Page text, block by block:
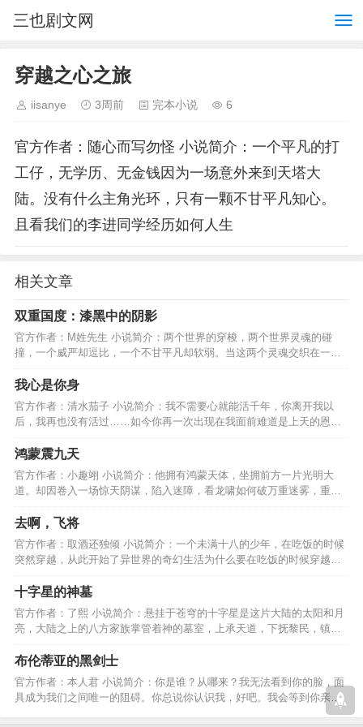
三也剧文网
穿越之心之旅
iisanye 3周前 完本小说 6
官方作者：随心而写勿怪 小说简介：一个平凡的打
工仔，无学历、无金钱因为一场意外来到天塔大
陆。没有什么主角光环，只有一颗不甘平凡知心。
且看我们的李进同学经历如何人生
相关文章
双重国度：漆黑中的阴影
官方作者：M姓先生 小说简介：两个世界的穿梭，两个世界灵魂的碰
撞，一个威严却逗比，一个不甘平凡却软弱。当这两个灵魂交织在一
起，绘出了不一样的精彩人生…
我心是你身
官方作者：清水茄子 小说简介：我不需要心就能活千年，你离开我以
后，我再也没有活过……如今你再一次出现在我面前难道是上天的恩
赐，是我变了还是你变了？…
鸿蒙震九天
官方作者：小趣翊 小说简介：他拥有鸿蒙天体，坐拥前方一片光明大
道。却因卷入一场惊天阴谋，陷入迷障，看龙啸如何破万重迷雾，重见
光明，终成就至尊鸿蒙。…
去啊，飞将
官方作者：取酒还独倾 小说简介：一个未满十八的少年，在吃饭的时候
突然穿越，从此开始了异世界的奇幻生活为什么要在吃饭的时候穿越？
那当然是为了····…
十字星的神墓
官方作者：了熙 小说简介：悬挂于苍穹的十字星是这片大陆的太阳和月
亮，大陆之上的八方家族掌管着神的墓室，上承天道，下抚黎民，镇守
八荒，抵御“灾祸”。…
布伦蒂亚的黑剑士
官方作者：本人君 小说简介：你是谁？从哪来？我无法看到你的脸，面
具成为我们之间唯一的阻碍。你总说你认识我，好吧。我会等到你亲自